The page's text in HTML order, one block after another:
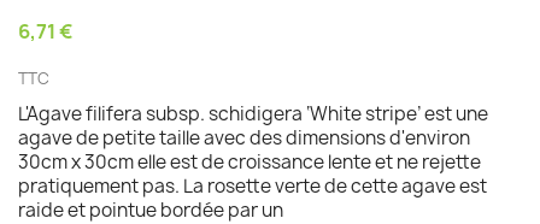
6,71 €
TTC
L'Agave filifera subsp. schidigera ‘White stripe’ est une
agave de petite taille avec des dimensions d'environ
30cm x 30cm elle est de croissance lente et ne rejette
pratiquement pas. La rosette verte de cette agave est
raide et pointue bordée par un